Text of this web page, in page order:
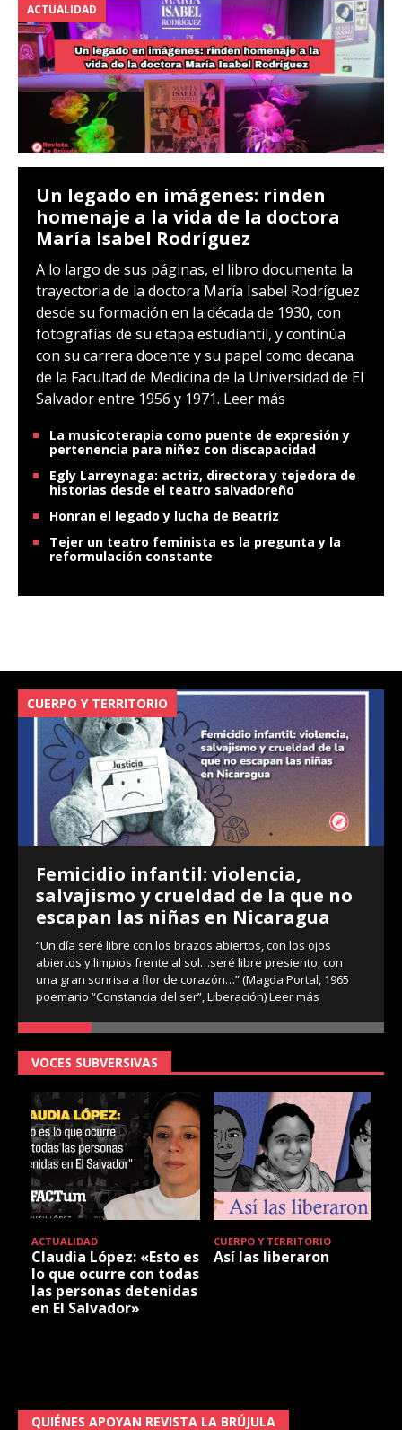
ACTUALIDAD
Un legado en imágenes: rinden
homenaje a la vida de la doctora
María Isabel Rodríguez
A lo largo de sus páginas, el libro documenta la
trayectoria de la doctora María Isabel Rodríguez
desde su formación en la década de 1930, con
fotografías de su etapa estudiantil, y continúa
con su carrera docente y su papel como decana
de la Facultad de Medicina de la Universidad de El
Salvador entre 1956 y 1971. Leer más
La musicoterapia como puente de expresión y
pertenencia para niñez con discapacidad
Egly Larreynaga: actriz, directora y tejedora de
historias desde el teatro salvadoreño
Honran el legado y lucha de Beatriz
Tejer un teatro feminista es la pregunta y la
reformulación constante
CUERPO Y TERRITORIO
Femicidio infantil: violencia,
salvajismo y crueldad de la que no
escapan las niñas en Nicaragua
“Un día seré libre con los brazos abiertos, con los ojos
abiertos y limpios frente al sol…seré libre presiento, con
una gran sonrisa a flor de corazón…” (Magda Portal, 1965
poemario “Constancia del ser”, Liberación)Leer más
VOCES SUBVERSIVAS
ACTUALIDAD
Claudia López: «Esto es
lo que ocurre con todas
las personas detenidas
en El Salvador»
CUERPO Y TERRITORIO
Así las liberaron
QUIÉNES APOYAN REVISTA LA BRÚJULA